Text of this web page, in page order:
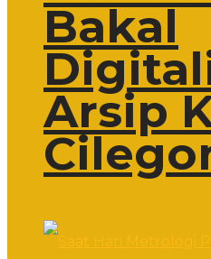
Bakal
Arsip